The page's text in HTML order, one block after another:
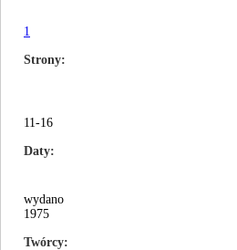
1
Strony
11-16
Daty
wydano
1975
Twórcy